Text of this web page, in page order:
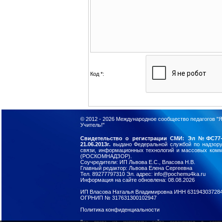
Код *:
© 2012 - 2026 Международное сообщество педагогов
Учитель!"
Свидетельство о регистрации СМИ: Эл №ФС77-
21.06.2013г. выдано Федеральной службой по
связи, информационных технологий и массовых
(РОСКОМНАДЗОР).
Соучредители: ИП Львова Е.С., Власова Н.В.
Главный редактор: Львова Елена Сергеевна
Тел. 89277797310 Эл. адрес: info@pochemu4ka.ru
Информация на сайте обновлена: 08.08.2026
ИП Власова Наталья Владимировна ИНН
ОГРНИП № 317631300102947
Политика конфиденциальности